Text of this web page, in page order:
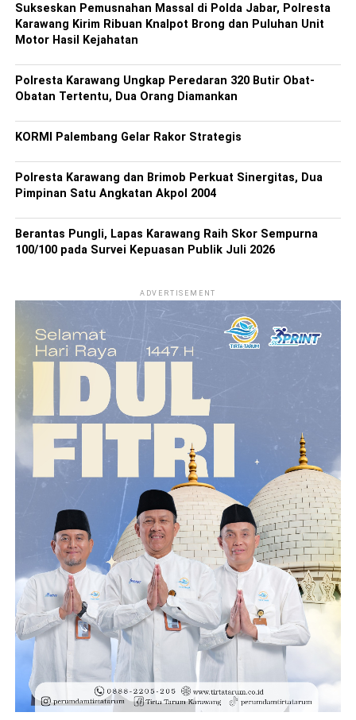
Sukseskan Pemusnahan Massal di Polda Jabar, Polresta
Karawang Kirim Ribuan Knalpot Brong dan Puluhan Unit
Motor Hasil Kejahatan
Polresta Karawang Ungkap Peredaran 320 Butir Obat-
Obatan Tertentu, Dua Orang Diamankan
KORMI Palembang Gelar Rakor Strategis
Polresta Karawang dan Brimob Perkuat Sinergitas, Dua
Pimpinan Satu Angkatan Akpol 2004
Berantas Pungli, Lapas Karawang Raih Skor Sempurna
100/100 pada Survei Kepuasan Publik Juli 2026
ADVERTISEMENT